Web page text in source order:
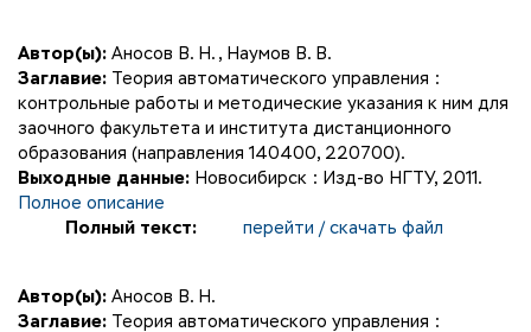
Автор(ы): Аносов В. Н. , Наумов В. В.
Заглавие: Теория автоматического управления :
контрольные работы и методические указания к ним для
заочного факультета и института дистанционного
образования (направления 140400, 220700).
Выходные данные: Новосибирск : Изд-во НГТУ, 2011.
Полное описание
Полный текст:
перейти / скачать файл
Автор(ы): Аносов В. Н.
Заглавие: Теория автоматического управления :